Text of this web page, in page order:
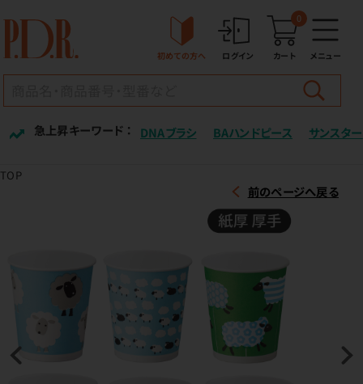
初めての方へ ログイン カート
0
メニュー
急上昇キーワード ： DNAブラシ BAハンドピース サンスター
TOP
前のページへ戻る